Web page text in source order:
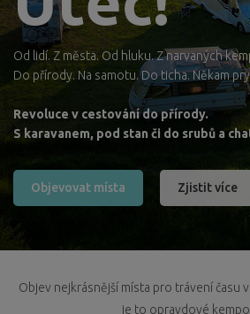
Od lidí. Z města. Od hluku. Z narvaných
Do přírody. Na samotu. Do ticha. Někam
Revoluce v cestování do přírody.
S karavanem, pod stan či do srubů a
Objevovat místa Zjistit více
Objev nejkrásnější místa pro trávení času
je to opravdové